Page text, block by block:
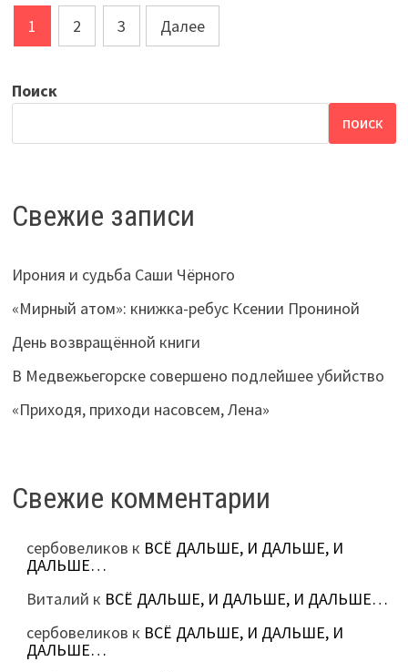
Навигация
по
записям
1 2 3 Далее
Поиск
ПОИСК
Свежие записи
Ирония и судьба Саши Чёрного
«Мирный атом»: книжка-ребус Ксении Прониной
День возвращённой книги
В Медвежьегорске совершено подлейшее убийство
«Приходя, приходи насовсем, Лена»
Свежие комментарии
сербовеликов к ВСЁ ДАЛЬШЕ, И ДАЛЬШЕ, И
ДАЛЬШЕ…
Виталий к ВСЁ ДАЛЬШЕ, И ДАЛЬШЕ, И ДАЛЬШЕ…
сербовеликов к ВСЁ ДАЛЬШЕ, И ДАЛЬШЕ, И
ДАЛЬШЕ…